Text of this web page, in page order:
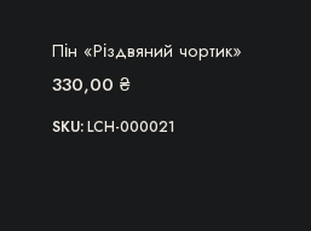
БЕРУ!
Пін «Різдвяний чортик»
330,00 ₴
SKU:LCH-000021